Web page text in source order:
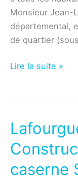
Monsieur Jean-
départemental,
de quartier
Association
du
mardi
5
Lire la suite »
caserne